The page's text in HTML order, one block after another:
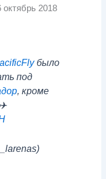
2018
было
под
, кроме
✈️